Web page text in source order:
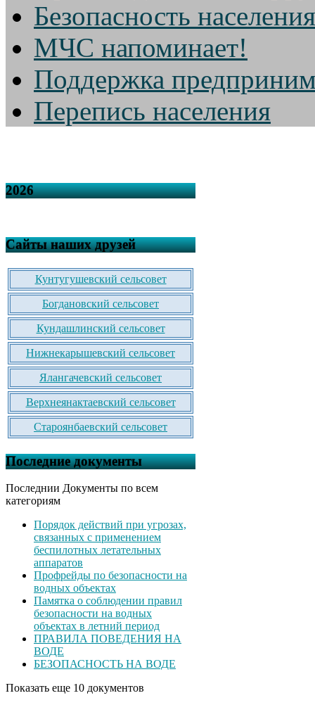
Безопасность населения
МЧС напоминает!
Поддержка
Перепись населения
2026
Сайты наших друзей
Кунтугушевский сельсовет
Богдановский сельсовет
Кундашлинский сельсовет
Нижнекарышевский сельсовет
Ялангачевский сельсовет
Верхнеянактаевский сельсовет
Староянбаевский сельсовет
Последние документы
Последнии Документы по всем
категориям
Порядок действий при угрозах,
связанных с применением
беспилотных летательных
аппаратов
Профрейды по безопасности на
водных объектах
Памятка о соблюдении правил
безопасности на водных
объектах в летний период
ПРАВИЛА ПОВЕДЕНИЯ НА
ВОДЕ
БЕЗОПАСНОСТЬ НА ВОДЕ
Показать еще 10 документов